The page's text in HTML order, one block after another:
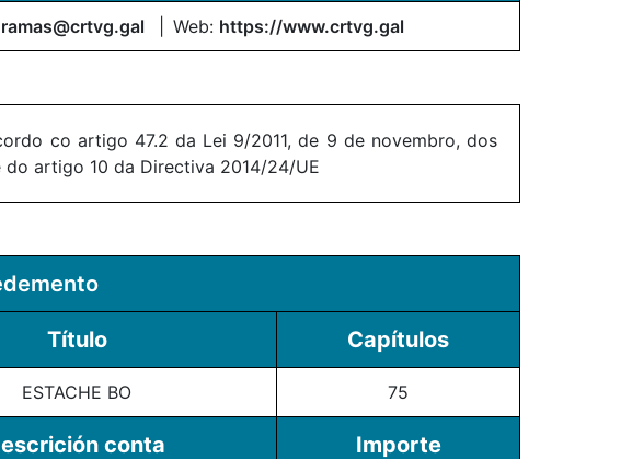
Web: https://www.crtvg.gal
co artigo 47.2 da Lei 9/2011, de 9 de novembro, dos
do artigo 10 da Directiva 2014/24/UE
Título Capítulos
ESTACHE BO 75
conta Importe